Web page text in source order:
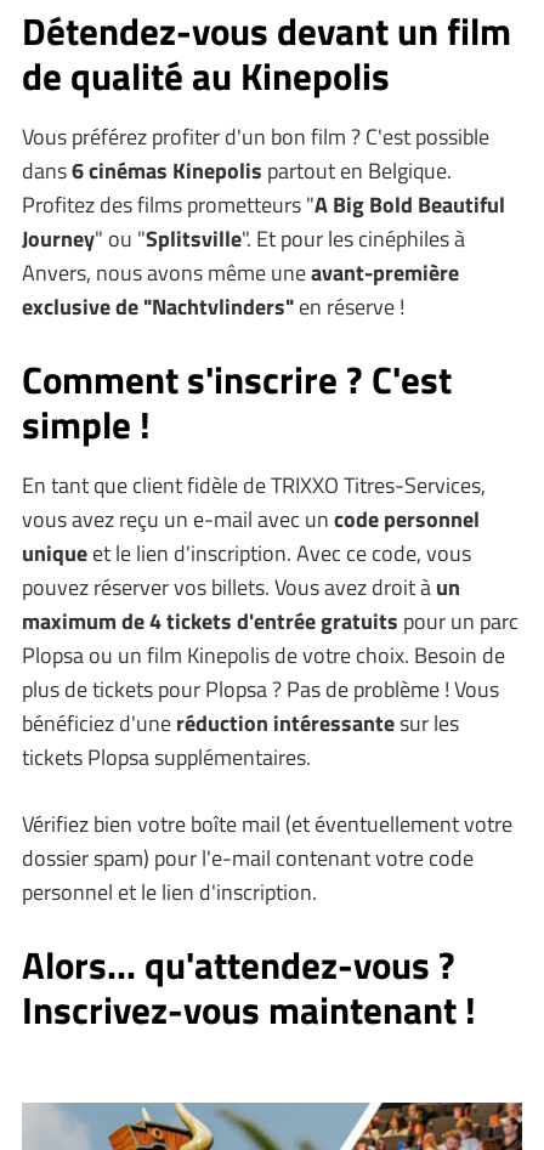
Détendez-vous devant un film
de qualité au Kinepolis
Vous préférez profiter d'un bon film ? C'est possible
dans6 cinémas Kinepolis partout en Belgique.
Profitez des films prometteurs "A Big Bold Beautiful
Journey" ou "Splitsville". Et pour les cinéphiles à
Anvers, nous avons même uneavant-première
exclusive de "Nachtvlinders"en réserve !
Comment s'inscrire ? C'est
simple !
En tant que client fidèle de TRIXXO Titres-Services,
vous avez reçu un e-mail avec uncode personnel
uniqueet le lien d'inscription. Avec ce code, vous
pouvez réserver vos billets. Vous avez droit àun
maximum de 4 tickets d'entrée gratuits pour un parc
Plopsa ou un film Kinepolis de votre choix. Besoin de
plus de tickets pour Plopsa ? Pas de problème ! Vous
bénéficiez d'uneréduction intéressantesur les
tickets Plopsa supplémentaires.
Vérifiez bien votre boîte mail (et éventuellement votre
dossier spam) pour l'e-mail contenant votre code
personnel et le lien d'inscription.
Alors... qu'attendez-vous ?
Inscrivez-vous maintenant !